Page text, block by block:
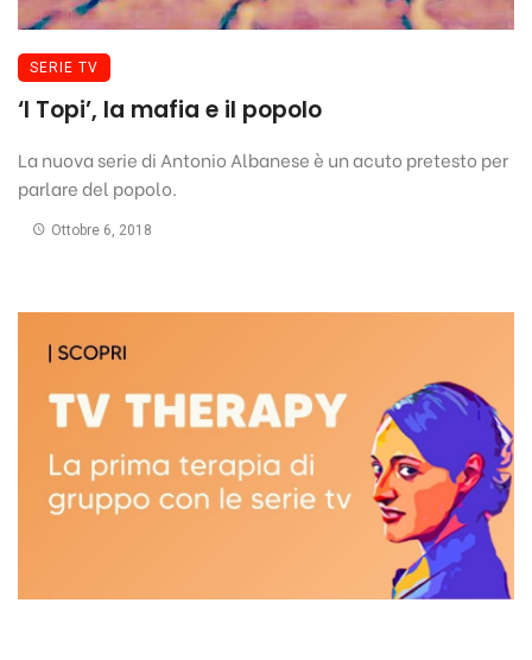
SERIE TV
‘I Topi’, la mafia e il popolo
La nuova serie di Antonio Albanese è un acuto pretesto per
parlare del popolo.
Ottobre 6, 2018